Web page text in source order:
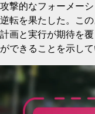
攻撃的なフォーメー
逆転を果たした。こ
計画と実行が期待を
ができることを示して